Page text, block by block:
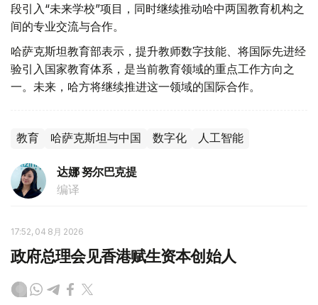
段引入“未来学校”项目，同时继续推动哈中两国教育机构之
间的专业交流与合作。
哈萨克斯坦教育部表示，提升教师数字技能、将国际先进经
验引入国家教育体系，是当前教育领域的重点工作方向之
一。未来，哈方将继续推进这一领域的国际合作。
教育 哈萨克斯坦与中国 数字化 人工智能
达娜 努尔巴克提
编译
17:52, 04 8月 2026
政府总理会见香港赋生资本创始人